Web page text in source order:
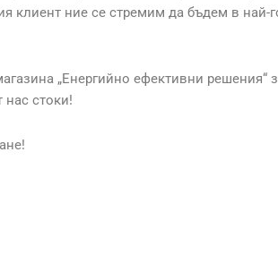
клиент ние се стремим да бъдем в най-
„Енергийно ефективни решения“
нас стоки!